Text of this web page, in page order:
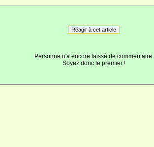
Réagir à cet article
Personne n'a encore laissé de commentaire.
Soyez donc le premier !